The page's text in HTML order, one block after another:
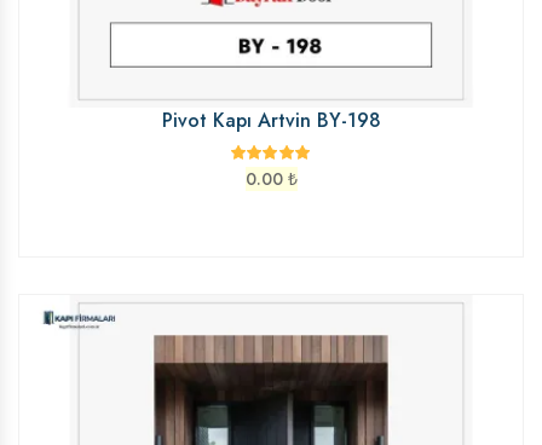
Pivot Kapı Artvin BY-198
0.00 ₺